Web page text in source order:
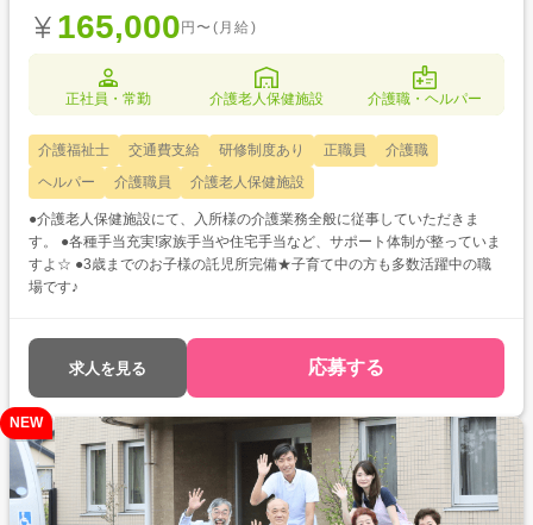
165,000 円〜(月給)
正社員・常勤 介護老人保健施設 介護職・ヘルパー
介護福祉士 交通費支給 研修制度あり 正職員
介護職
ヘルパー
介護職員 介護老人保健施設
●介護老人保健施設にて、入所様の介護業務全般に従事していただきま
す。 ●各種手当充実!家族手当や住宅手当など、サポート体制が整っていま
すよ☆ ●3歳までのお子様の託児所完備★子育て中の方も多数活躍中の職
場です♪
求人を見る 応募する
NEW